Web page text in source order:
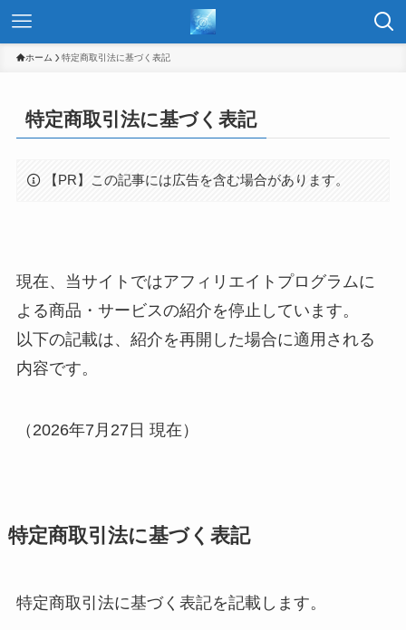
ホーム 特定商取引法に基づく表記
特定商取引法に基づく表記
【PR】この記事には広告を含む場合があります。
現在、当サイトではアフィリエイトプログラムに
よる商品・サービスの紹介を停止しています。
以下の記載は、紹介を再開した場合に適用される
内容です。
（2026年7月27日 現在）
特定商取引法に基づく表記
特定商取引法に基づく表記を記載します。